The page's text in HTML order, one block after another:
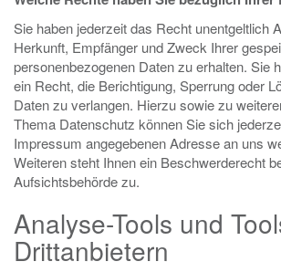
Sie haben jederzeit das Recht unentgeltlich
Herkunft, Empfänger und Zweck Ihrer
personenbezogenen Daten zu erhalten. Sie
ein Recht, die Berichtigung, Sperrung oder
Daten zu verlangen. Hierzu sowie zu
Thema Datenschutz können Sie sich
Impressum angegebenen Adresse an uns
Weiteren steht Ihnen ein Beschwerderecht
Aufsichtsbehörde zu.
Analyse-Tools und
Drittanbietern